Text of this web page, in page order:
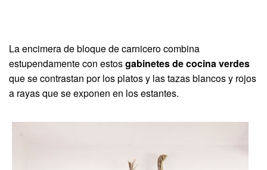
La encimera de bloque de carnicero combina
estupendamente con estosgabinetes de cocina verdes
que se contrastan por los platos y las tazas blancos y rojos
a rayas que se exponen en los estantes.